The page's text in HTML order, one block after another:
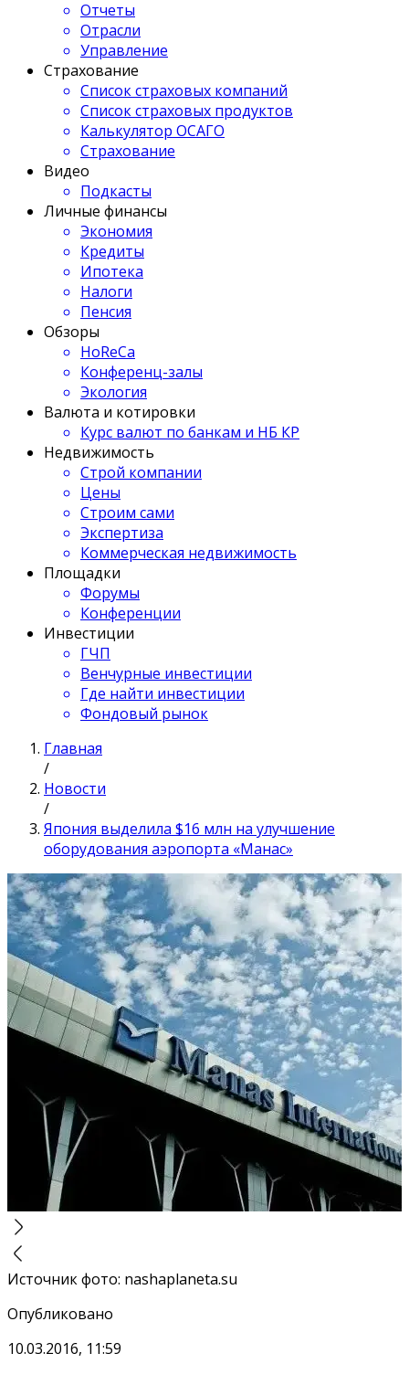
Отчеты
Отрасли
Управление
Страхование
Список страховых компаний
Список страховых продуктов
Калькулятор ОСАГО
Страхование
Видео
Подкасты
Личные финансы
Экономия
Кредиты
Ипотека
Налоги
Пенсия
Обзоры
HoReCa
Конференц-залы
Экология
Валюта и котировки
Курс валют по банкам и НБ КР
Недвижимость
Строй компании
Цены
Строим сами
Экспертиза
Коммерческая недвижимость
Площадки
Форумы
Конференции
Инвестиции
ГЧП
Венчурные инвестиции
Где найти инвестиции
Фондовый рынок
Главная
/
Новости
/
Япония выделила $16 млн на улучшение
оборудования аэропорта «Манас»
Источник фото: nashaplaneta.su
Опубликовано
10.03.2016, 11:59